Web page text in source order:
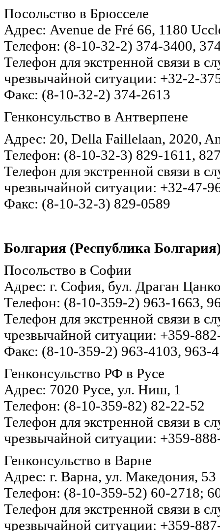
Посольство в Брюсселе
Адрес: Avenue de Fré 66, 1180
Телефон: (8-10-32-2) 374-3400,
Телефон для экстренной связи в
чрезвычайной ситуации: +32-2-
Факс: (8-10-32-2) 374-2613
Генконсульство в Антверпене
Адрес: 20, Della Faillelaan, 2020,
Телефон: (8-10-32-3) 829-1611,
Телефон для экстренной связи в
чрезвычайной ситуации: +32-47-
Факс: (8-10-32-3) 829-0589
Болгария (Республика
Посольство в Софии
Адрес: г. София, бул. Драган
Телефон: (8-10-359-2) 963-1663,
Телефон для экстренной связи в
чрезвычайной ситуации: +359-
Факс: (8-10-359-2) 963-4103, 963-
Генконсульство РФ в Русе
Адрес: 7020 Русе, ул. Ниш, 1
Телефон: (8-10-359-82) 82-22-52
Телефон для экстренной связи в
чрезвычайной ситуации: +359-
Генконсульство в Варне
Адрес: г. Варна, ул. Македония, 53
Телефон: (8-10-359-52) 60-2718;
Телефон для экстренной связи в
чрезвычайной ситуации: +359-